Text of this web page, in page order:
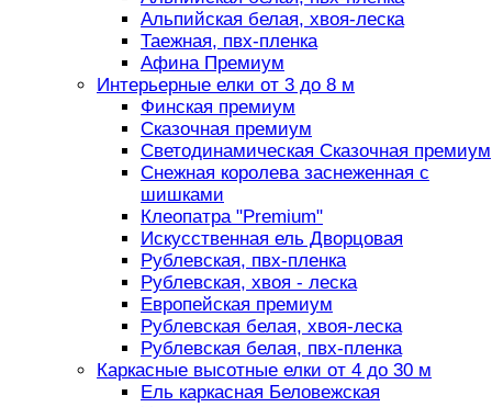
Альпийская белая, хвоя-леска
Таежная, пвх-пленка
Афина Премиум
Интерьерные елки от 3 до 8 м
Финская премиум
Сказочная премиум
Светодинамическая Сказочная премиум
Снежная королева заснеженная с
шишками
Клеопатра "Premium"
Искусственная ель Дворцовая
Рублевская, пвх-пленка
Рублевская, хвоя - леска
Европейская премиум
Рублевская белая, хвоя-леска
Рублевская белая, пвх-пленка
Каркасные высотные елки от 4 до 30 м
Ель каркасная Беловежская